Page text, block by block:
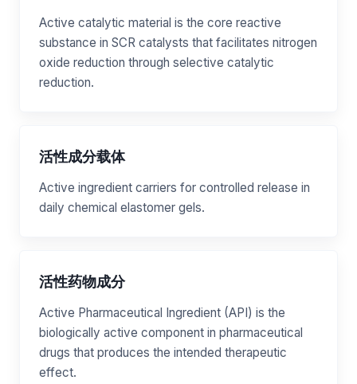
Active catalytic material is the core reactive
substance in SCR catalysts that facilitates nitrogen
oxide reduction through selective catalytic
reduction.
活性成分载体
Active ingredient carriers for controlled release in
daily chemical elastomer gels.
活性药物成分
Active Pharmaceutical Ingredient (API) is the
biologically active component in pharmaceutical
drugs that produces the intended therapeutic
effect.